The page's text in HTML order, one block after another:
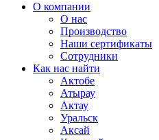
О компании
О нас
Производство
Наши сертификаты
Сотрудники
Как нас найти
Актобе
Атырау
Актау
Уральск
Аксай